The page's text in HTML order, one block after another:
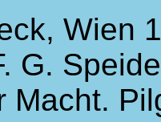
Wien
G.
Macht.